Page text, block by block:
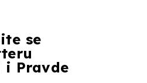
se
i Pravde